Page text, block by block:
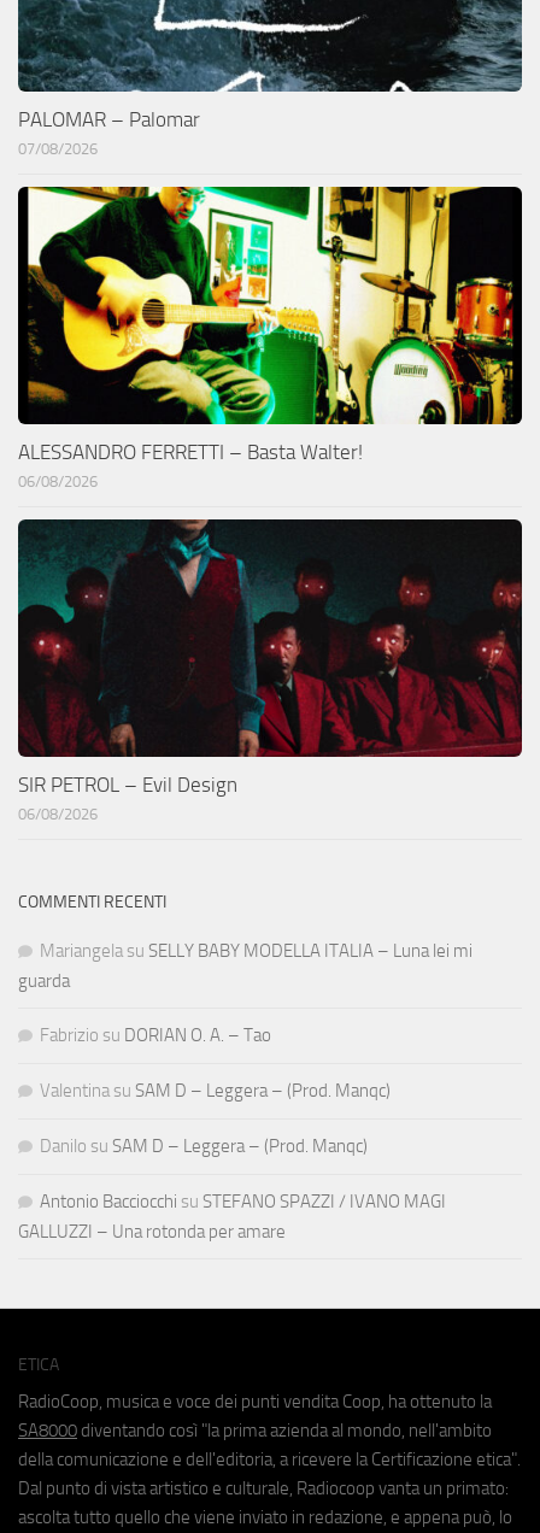
PALOMAR – Palomar
07/08/2026
ALESSANDRO FERRETTI – Basta Walter!
06/08/2026
SIR PETROL – Evil Design
06/08/2026
COMMENTI RECENTI
Mariangela su SELLY BABY MODELLA ITALIA – Luna lei mi
guarda
Fabrizio su DORIAN O. A. – Tao
Valentina su SAM D – Leggera – (Prod. Manqc)
Danilo su SAM D – Leggera – (Prod. Manqc)
Antonio Bacciocchi su STEFANO SPAZZI / IVANO MAGI
GALLUZZI – Una rotonda per amare
ETICA
RadioCoop, musica e voce dei punti vendita Coop, ha ottenuto la
SA8000 diventando così "la prima azienda al mondo, nell'ambito
della comunicazione e dell'editoria, a ricevere la Certificazione etica".
Dal punto di vista artistico e culturale, Radiocoop vanta un primato:
ascolta tutto quello che viene inviato in redazione, e appena può, lo